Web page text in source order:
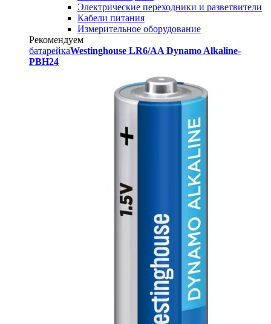
Электрические переходники и разветвители
Кабели питания
Измерительное оборудование
Рекомендуем
батарейкаWestinghouse LR6/AA Dynamo Alkaline-
PBH24